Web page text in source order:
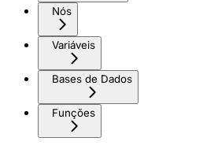
Nós
Variáveis
Bases de Dados
Funções